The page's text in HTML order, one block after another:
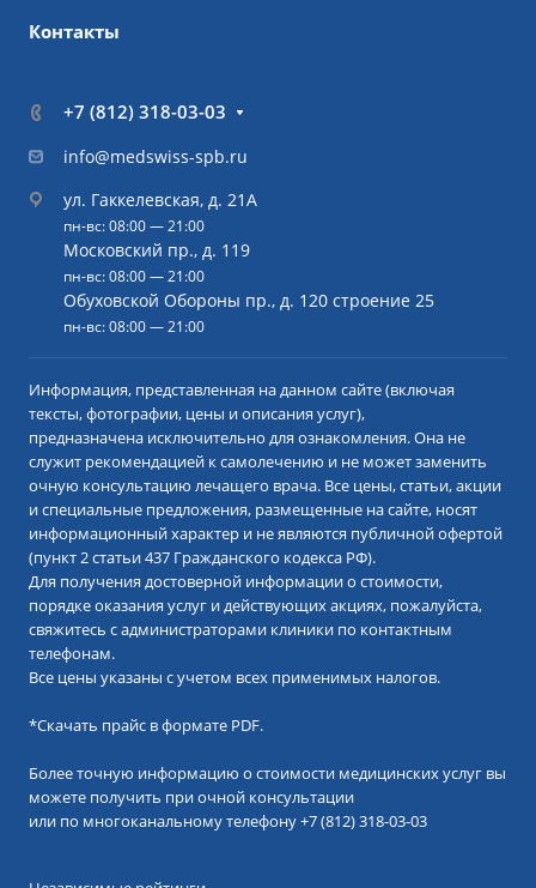
Контакты
+7 (812) 318-03-03
info@medswiss-spb.ru
ул. Гаккелевская, д. 21А
пн-вс: 08:00 — 21:00
Московский пр., д. 119
пн-вс: 08:00 — 21:00
Обуховской Обороны пр., д. 120 строение 25
пн-вс: 08:00 — 21:00
Информация, представленная на данном сайте (включая
тексты, фотографии, цены и описания услуг),
предназначена исключительно для ознакомления. Она не
служит рекомендацией к самолечению и не может заменить
очную консультацию лечащего врача. Все цены, статьи, акции
и специальные предложения, размещенные на сайте, носят
информационный характер и не являются публичной офертой
(пункт 2 статьи 437 Гражданского кодекса РФ).
Для получения достоверной информации о стоимости,
порядке оказания услуг и действующих акциях, пожалуйста,
свяжитесь с администраторами клиники по контактным
телефонам.
Все цены указаны с учетом всех применимых налогов.
*Скачать прайс в формате PDF.
Более точную информацию о стоимости медицинских услуг вы
можете получить при очной консультации
или по многоканальному телефону+7 (812) 318-03-03